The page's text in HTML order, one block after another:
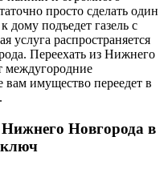
просто сделать один
дому подъедет газель с
услуга распространяется
Переехать из Нижнего
междугородние
вам имущество переедет в
Новгорода в
ключ